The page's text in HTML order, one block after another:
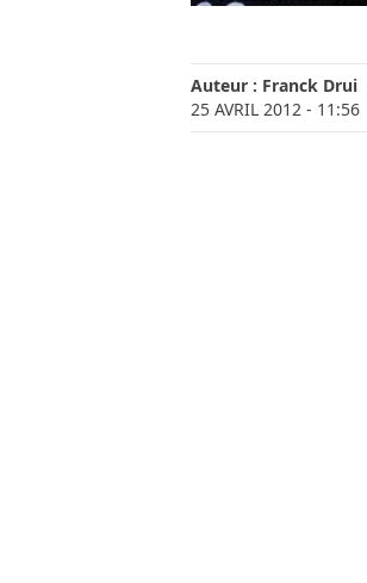
Auteur : Franck Drui
25 AVRIL 2012 - 11:56